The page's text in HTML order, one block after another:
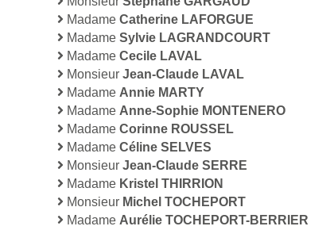
Madame Catherine LAFORGUE
Madame Sylvie LAGRANDCOURT
Madame Cecile LAVAL
Monsieur Jean-Claude LAVAL
Madame Annie MARTY
Madame Anne-Sophie MONTENERO
Madame Corinne ROUSSEL
Madame Céline SELVES
Monsieur Jean-Claude SERRE
Madame Kristel THIRRION
Monsieur Michel TOCHEPORT
Madame Aurélie TOCHEPORT-BERRIER